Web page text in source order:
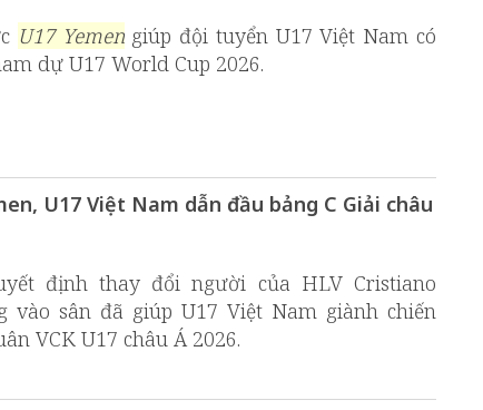
U17 Yemengiúp đội tuyển U17 Việt Nam có
dự U17 World Cup 2026.
U17 Việt Nam dẫn đầu bảng C Giải châu
định thay đổi người của HLV Cristiano
vào sân đã giúp U17 Việt Nam giành chiến
VCK U17 châu Á 2026.